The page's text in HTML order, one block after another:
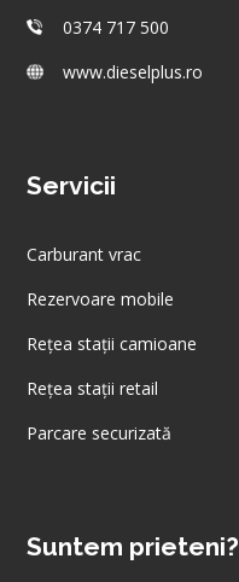
0374 717 500
www.dieselplus.ro
Servicii
Carburant vrac
Rezervoare mobile
Rețea stații camioane
Rețea stații retail
Parcare securizată
Suntem prieteni?